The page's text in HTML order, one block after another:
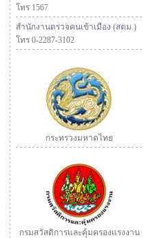
โทร 1567
สำนักงานตรวจคนเข้าเมือง (สตม.)
โทร 0-2287-3102
กระทรวงมหาดไทย
กรมสวัสดิการและคุ้มครองแรงงาน